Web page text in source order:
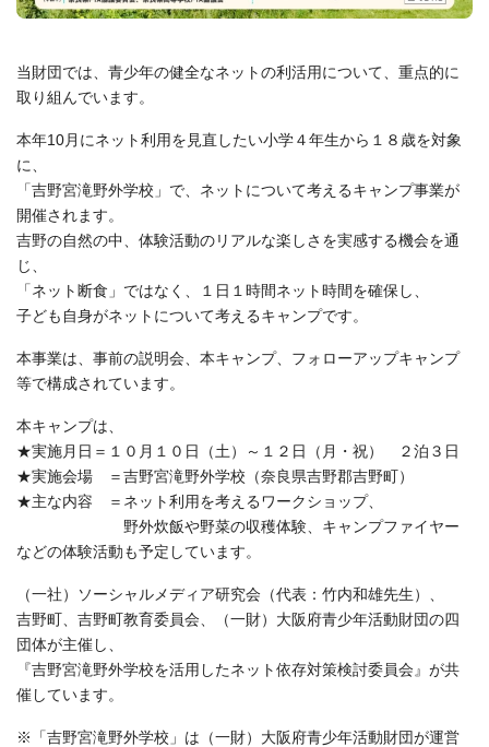
当財団では、青少年の健全なネットの利活用について、重点的に
取り組んでいます。
本年10月にネット利用を見直したい小学４年生から１８歳を対象
に、
「吉野宮滝野外学校」で、ネットについて考えるキャンプ事業が
開催されます。
吉野の自然の中、体験活動のリアルな楽しさを実感する機会を通
じ、
「ネット断食」ではなく、１日１時間ネット時間を確保し、
子ども自身がネットについて考えるキャンプです。
本事業は、事前の説明会、本キャンプ、フォローアップキャンプ
等で構成されています。
本キャンプは、
★実施月日＝１０月１０日（土）～１２日（月・祝） ２泊３日
★実施会場 ＝吉野宮滝野外学校（奈良県吉野郡吉野町）
★主な内容 ＝ネット利用を考えるワークショップ、
野外炊飯や野菜の収穫体験、キャンプファイヤー
などの体験活動も予定しています。
（一社）ソーシャルメディア研究会（代表：竹内和雄先生）、
吉野町、吉野町教育委員会、（一財）大阪府青少年活動財団の四
団体が主催し、
『吉野宮滝野外学校を活用したネット依存対策検討委員会』が共
催しています。
※「吉野宮滝野外学校」は（一財）大阪府青少年活動財団が運営